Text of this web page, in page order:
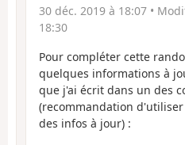
30 déc. 2019 à 18:07 •
18:30
Pour compléter cette
quelques informations à
que j'ai écrit dans un des
(recommandation
des infos à jour) :